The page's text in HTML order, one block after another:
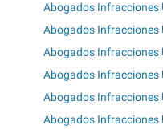
Abogados Infracciones
Abogados Infracciones
Abogados Infracciones
Abogados Infracciones
Abogados Infracciones
Abogados Infracciones